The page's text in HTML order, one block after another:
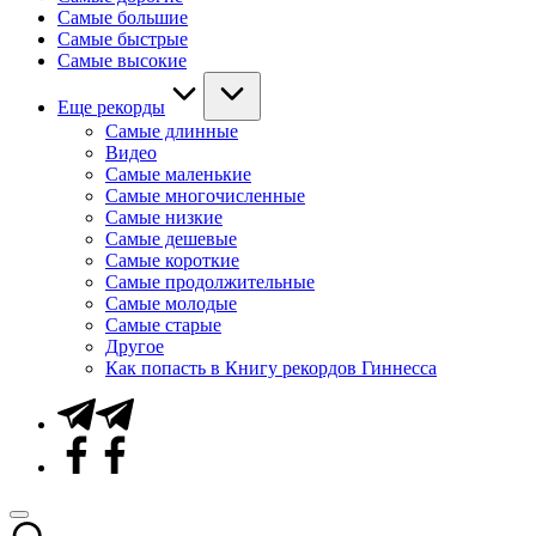
Самые большие
Самые быстрые
Самые высокие
Еще рекорды
Самые длинные
Видео
Самые маленькие
Самые многочисленные
Самые низкие
Самые дешевые
Самые короткие
Самые продолжительные
Самые молодые
Самые старые
Другое
Как попасть в Книгу рекордов Гиннесса
Telegram
Facebook